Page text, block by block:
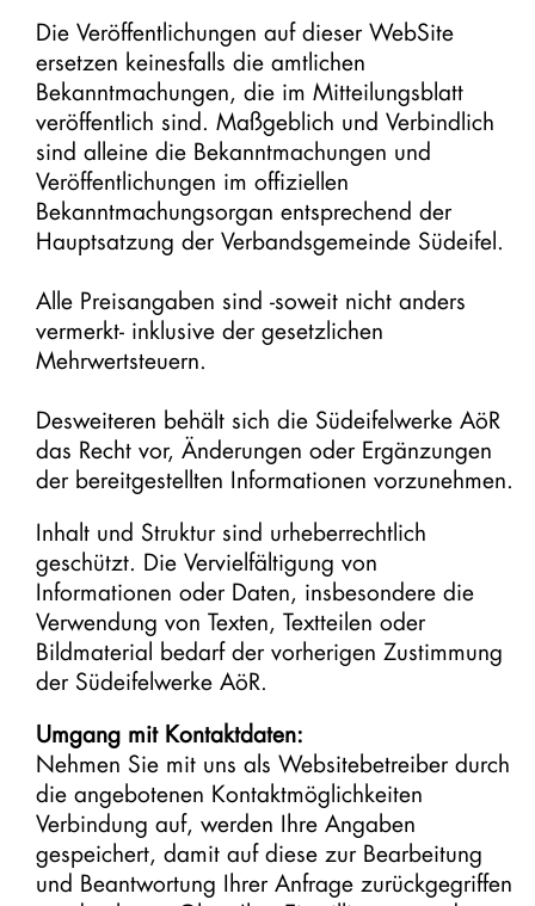
Die Veröffentlichungen auf dieser WebSite
ersetzen keinesfalls die amtlichen
Bekanntmachungen, die im Mitteilungsblatt
veröffentlich sind. Maßgeblich und Verbindlich
sind alleine die Bekanntmachungen und
Veröffentlichungen im offiziellen
Bekanntmachungsorgan entsprechend der
Hauptsatzung der Verbandsgemeinde Südeifel.
Alle Preisangaben sind -soweit nicht anders
vermerkt- inklusive der gesetzlichen
Mehrwertsteuern.
Desweiteren behält sich die Südeifelwerke AöR
das Recht vor, Änderungen oder Ergänzungen
der bereitgestellten Informationen vorzunehmen.
Inhalt und Struktur sind urheberrechtlich
geschützt. Die Vervielfältigung von
Informationen oder Daten, insbesondere die
Verwendung von Texten, Textteilen oder
Bildmaterial bedarf der vorherigen Zustimmung
der Südeifelwerke AöR.
Umgang mit Kontaktdaten:
Nehmen Sie mit uns als Websitebetreiber durch
die angebotenen Kontaktmöglichkeiten
Verbindung auf, werden Ihre Angaben
gespeichert, damit auf diese zur Bearbeitung
und Beantwortung Ihrer Anfrage zurückgegriffen